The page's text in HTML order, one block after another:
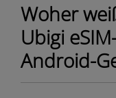
Woher
Ubigi
Android-